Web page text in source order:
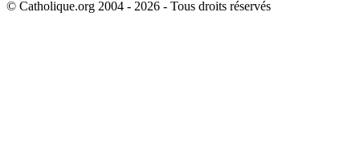
© Catholique.org 2004 - 2026 - Tous droits réservés